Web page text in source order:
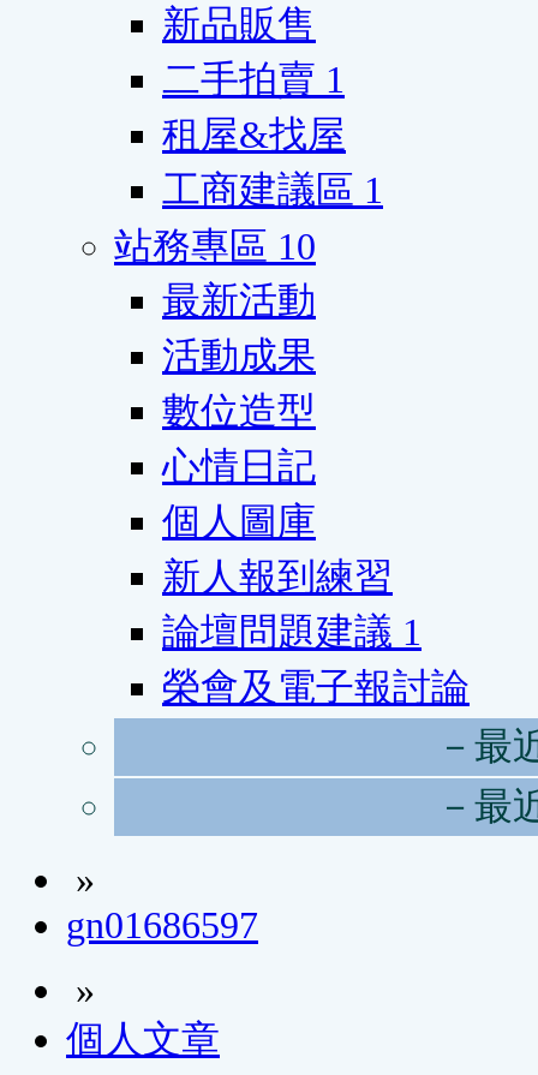
新品販售
二手拍賣 1
租屋&找屋
工商建議區 1
站務專區 10
最新活動
活動成果
數位造型
心情日記
個人圖庫
新人報到練習
論壇問題建議 1
榮會及電子報討論
－最
－最
»
gn01686597
»
個人文章